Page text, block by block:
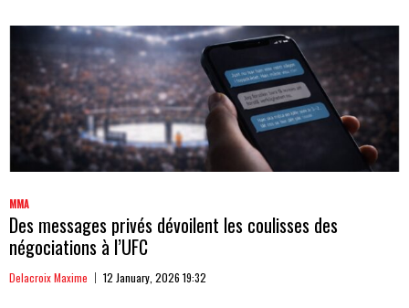
MMA
Des messages privés dévoilent les coulisses des
négociations à l’UFC
Delacroix Maxime 12 January, 2026 19:32